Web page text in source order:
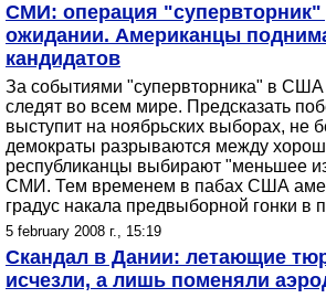
СМИ: операция
ожидании. Американцы
кандидатов
За событиями "супервторника" в
следят во всем мире. Предсказать
выступит на ноябрьских выборах, не
демократы разрываются между
республиканцы выбирают "меньшее
СМИ. Тем временем в пабах США
градус накала предвыборной гонки в
5 february 2008 г., 15:19
Скандал в Дании: летающие
исчезли, а лишь поменяли